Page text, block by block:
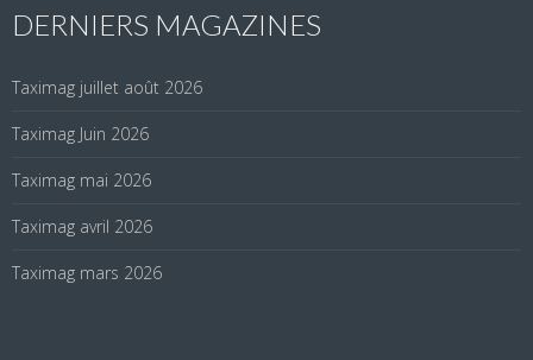
DERNIERS MAGAZINES
Taximag juillet août 2026
Taximag Juin 2026
Taximag mai 2026
Taximag avril 2026
Taximag mars 2026